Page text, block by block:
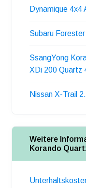
Dynamique 4x4
Subaru
SsangYong
XDi 200 Quartz
Nissan X-Trail
Weitere
Korando